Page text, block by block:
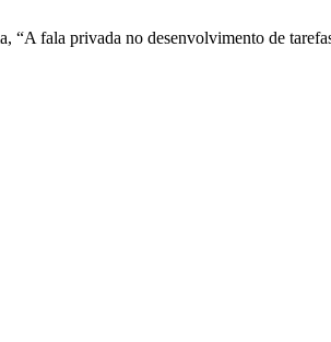
“A fala privada no desenvolvimento de